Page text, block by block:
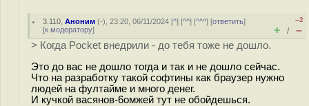
3.110 ,Аноним (-), 23:20, 06/11/2024 [^] [^^] [^^^] [ответить]
[к модератору]
–2
+ / –
> Когда Pocket внедрили - до тебя тоже не дошло.
Это до вас не дошло тогда и так и не дошло сейчас.
Что на разработку такой софтины как браузер нужно
людей на фултайме и много денег.
И кучкой васянов-6омжей тут не обойдешься.